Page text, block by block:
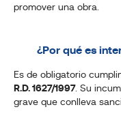
promover una obra.
¿Por qué es
Es de obligatorio
R.D. 1627/1997. Su
grave que conlleva